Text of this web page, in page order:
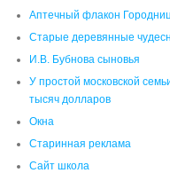
Аптечный флакон
Старые деревянные
И.В. Бубнова сыновья
У простой московской
тысяч долларов
Окна
Старинная реклама
Сайт школа